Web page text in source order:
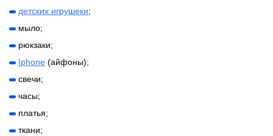
детских игрушеки;
мыло;
рюкзаки;
Iphone (айфоны);
свечи;
часы;
платья;
ткани;